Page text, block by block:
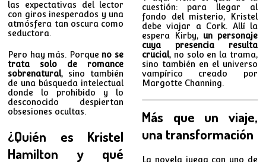
las expectativas del lector
con giros inesperados y una
atmósfera tan oscura como
seductora.
Pero hay más. Porqueno se
trata solo de romance
sobrenatural, sino también
de una búsqueda intelectual
donde lo prohibido y lo
desconocido despiertan
obsesiones ocultas.
¿Quién es Kristel
Hamilton y qué
cuestión: para llegar al
fondo del misterio, Kristel
debe viajar a Cork. Allí la
espera Kirby, un personaje
cuya presencia resulta
crucial, no solo en la trama,
sino también en el universo
vampírico creado por
Margotte Channing.
Más que un viaje,
una transformación
La novela juega con uno de